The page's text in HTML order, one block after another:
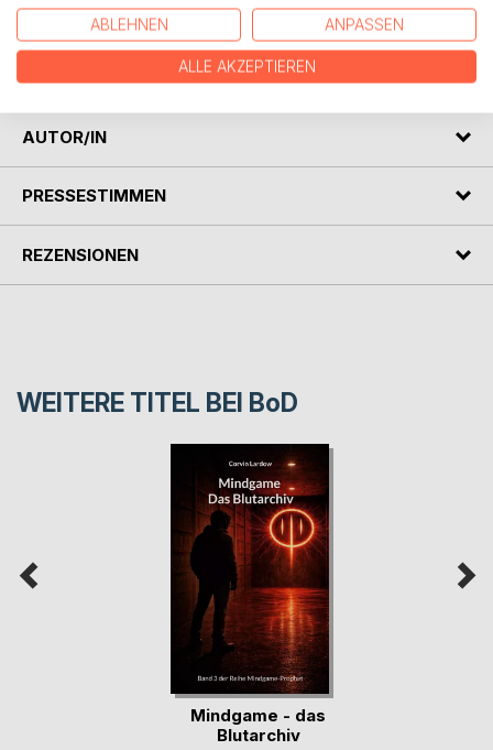
Für Leser von Urban Fantasy, Mystery-Thrillern und
Geschichten an der Schnittstelle zwischen digitaler Welt
und okkulter Spannung.
AUTOR/IN
PRESSESTIMMEN
REZENSIONEN
WEITERE TITEL BEI BoD
Mindgame - das
Blutarchiv
ABLEHNEN ANPASSEN
ALLE AKZEPTIEREN